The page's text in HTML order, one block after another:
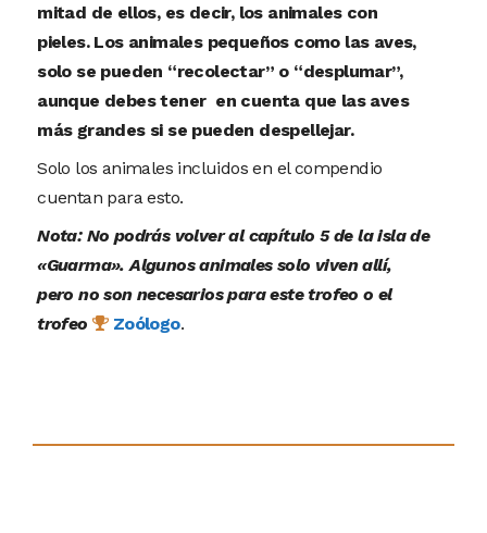
mitad de ellos, es decir, los animales con
pieles. Los animales pequeños como las aves,
solo se pueden “recolectar” o “desplumar”,
aunque debes tener en cuenta que las aves
más grandes si se pueden despellejar.
Solo los animales incluidos en el compendio
cuentan para esto.
Nota: No podrás volver al capítulo 5 de la isla de
«Guarma». Algunos animales solo viven allí,
pero no son necesarios para este trofeo o el
trofeo
Zoólogo.